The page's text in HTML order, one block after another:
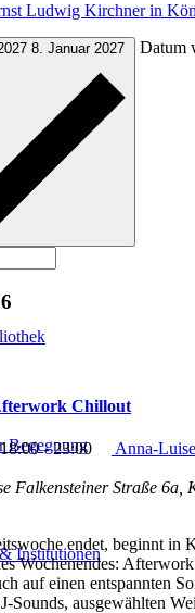
Ludwig Kirchner in
Begegnung
Institutionen
8. Januar 2027 Datum
Chillout
-23:00
Anna-
Falkensteiner Straße 6a,
endet, beginnt in
Wochenendes:
auf einen entspannten
Sounds, ausgewählten